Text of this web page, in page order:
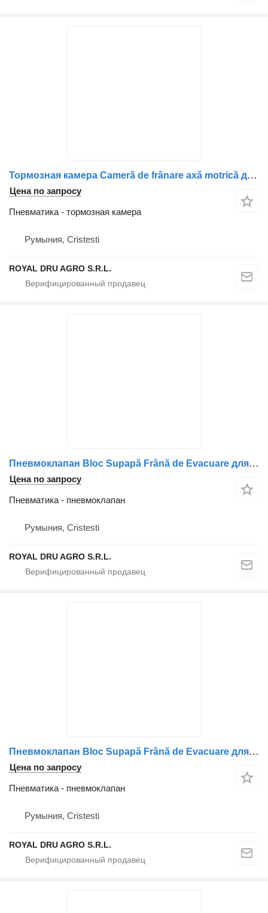
Тормозная камера Cameră de frânare axă motrică для грузовика Volvo 14512 14990
Цена по запросу
Пневматика - тормозная камера
Румыния, Cristesti
ROYAL DRU AGRO S.R.L.
Пневмоклапан Bloc Supapă Frână de Evacuare для грузовика Volvo 20837594, 21707054, 21991157, 7420837594, 7421707054, 7421991157, 21278614
Цена по запросу
Пневматика - пневмоклапан
Румыния, Cristesti
ROYAL DRU AGRO S.R.L.
Пневмоклапан Bloc Supapă Frână de Evacuare для грузовика Volvo (21463924)
Цена по запросу
Пневматика - пневмоклапан
Румыния, Cristesti
ROYAL DRU AGRO S.R.L.